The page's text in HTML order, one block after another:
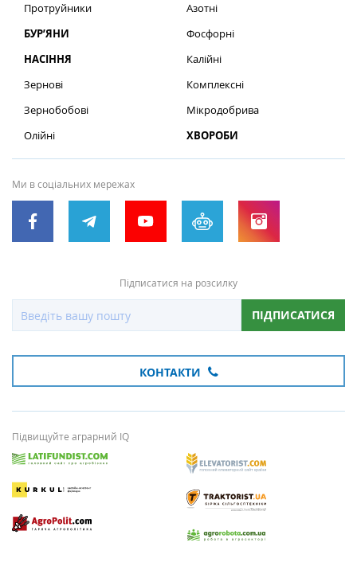
Протруйники
БУР’ЯНИ
НАСІННЯ
Зернові
Зернобобові
Олійні
Азотні
Фосфорні
Калійні
Комплексні
Мікродобрива
ХВОРОБИ
Ми в соціальних мережах
Підписатися на розсилку
ПІДПИСАТИСЯ
КОНТАКТИ
Підвищуйте аграрний IQ